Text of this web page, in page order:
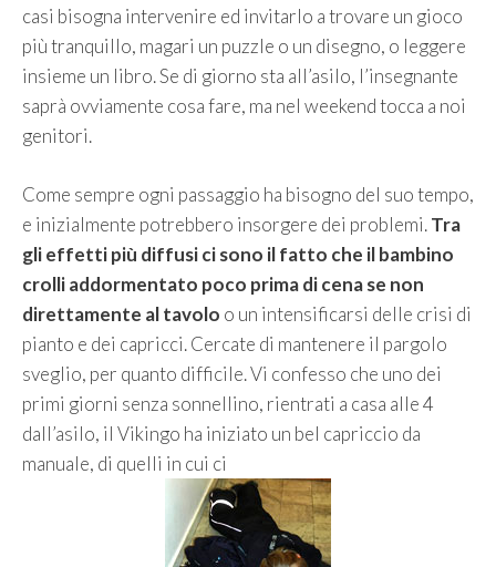
casi bisogna intervenire ed invitarlo a trovare un gioco
più tranquillo, magari un puzzle o un disegno, o leggere
insieme un libro. Se di giorno sta all’asilo, l’insegnante
saprà ovviamente cosa fare, ma nel weekend tocca a noi
genitori.
Come sempre ogni passaggio ha bisogno del suo tempo,
e inizialmente potrebbero insorgere dei problemi.Tra
gli effetti più diffusi ci sono il fatto che il bambino
crolli addormentato poco prima di cena se non
direttamente al tavolo o un intensificarsi delle crisi di
pianto e dei capricci. Cercate di mantenere il pargolo
sveglio, per quanto difficile. Vi confesso che uno dei
primi giorni senza sonnellino, rientrati a casa alle 4
dall’asilo, il Vikingo ha iniziato un bel capriccio da
manuale, di quelli in cui ci